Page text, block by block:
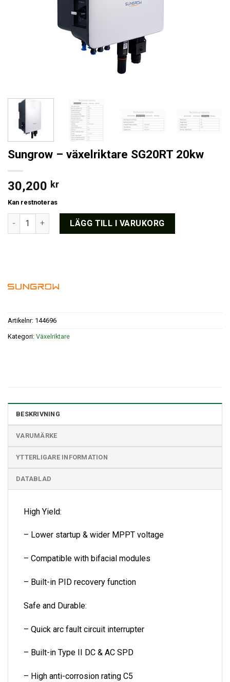
Sungrow – växelriktare SG20RT 20kw
30,200 kr
Kan restnoteras
Sungrow - växelriktare SG20RT 20kw mängd
LÄGG TILL I VARUKORG
Artikelnr: 144696
Kategori: Växelriktare
BESKRIVNING
VARUMÄRKE
YTTERLIGARE INFORMATION
DATABLAD
High Yield:
– Lower startup & wider MPPT voltage
– Compatible with bifacial modules
– Built-in PID recovery function
Safe and Durable:
– Quick arc fault circuit interrupter
– Built-in Type II DC & AC SPD
– High anti-corrosion rating C5